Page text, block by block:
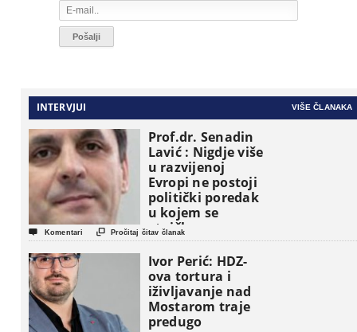
INTERVJUI VIŠE ČLANAKA
Prof.dr. Senadin
Lavić : Nigdje više
u razvijenoj
Evropi ne postoji
politički poredak
u kojem se
etničke grupe
pojavljuju kao
osnovne
političke jedinice
 Komentari  Pročitaj čitav članak
Ivor Perić: HDZ-
ova tortura i
iživljavanje nad
Mostarom traje
predugo